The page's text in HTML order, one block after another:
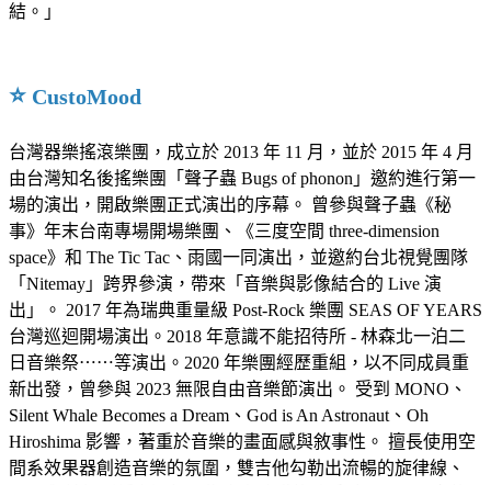
結。」
⭐️ CustoMood
台灣器樂搖滾樂團，成立於 2013 年 11 月，並於 2015 年 4 月
由台灣知名後搖樂團「聲子蟲 Bugs of phonon」邀約進行第一
場的演出，開啟樂團正式演出的序幕。 曾參與聲子蟲《秘
事》年末台南專場開場樂團、《三度空間 three-dimension
space》和 The Tic Tac、雨國一同演出，並邀約台北視覺團隊
「Nitemay」跨界參演，帶來「音樂與影像結合的 Live 演
出」。 2017 年為瑞典重量級 Post-Rock 樂團 SEAS OF YEARS
台灣巡迴開場演出。2018 年意識不能招待所 - 林森北一泊二
日音樂祭⋯⋯等演出。2020 年樂團經歷重組，以不同成員重
新出發，曾參與 2023 無限自由音樂節演出。 受到 MONO、
Silent Whale Becomes a Dream、God is An Astronaut、Oh
Hiroshima 影響，著重於音樂的畫面感與敘事性。 擅長使用空
間系效果器創造音樂的氛圍，雙吉他勾勒出流暢的旋律線、